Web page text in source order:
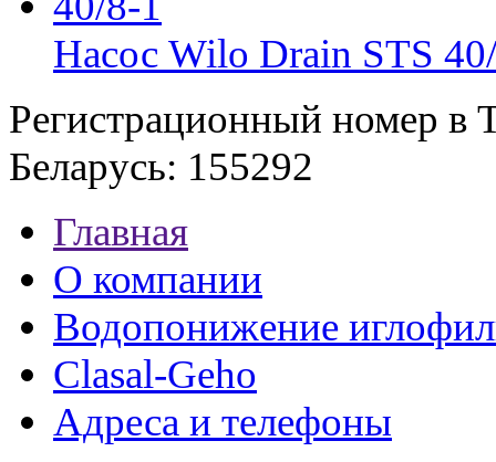
Насос Wilo Drain STS
Регистрационный номер в
Беларусь: 155292
Главная
О компании
Водопонижение
Clasal-Geho
Адреса и телефоны